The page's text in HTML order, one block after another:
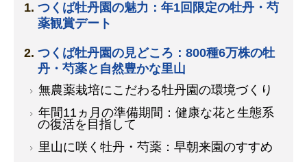
つくば牡丹園の魅力：年1回限定の牡丹・芍
薬観賞デート
つくば牡丹園の見どころ：800種6万株の牡
丹・芍薬と自然豊かな里山
無農薬栽培にこだわる牡丹園の環境づくり
年間11ヵ月の準備期間：健康な花と生態系
の復活を目指して
里山に咲く牡丹・芍薬：早朝来園のすすめ